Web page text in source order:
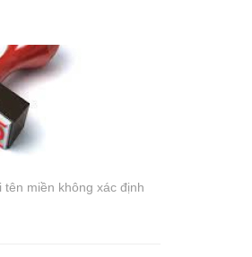
miền không xác định